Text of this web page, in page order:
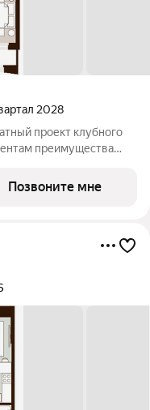
2028
преимущества
людей и
Позвоните мне